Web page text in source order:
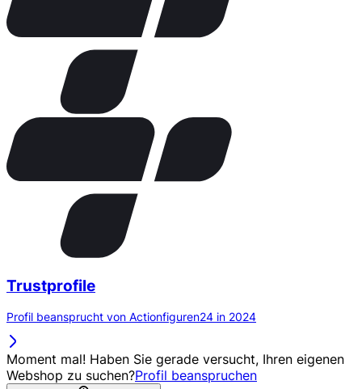
Trustprofile
Profil beansprucht von Actionfiguren24 in 2024
Moment mal! Haben Sie gerade versucht, Ihren eigenen
Webshop zu suchen?Profil beanspruchen